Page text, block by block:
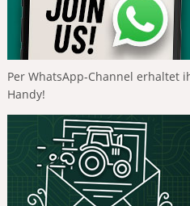
Per WhatsApp-Channel erhaltet
Handy!